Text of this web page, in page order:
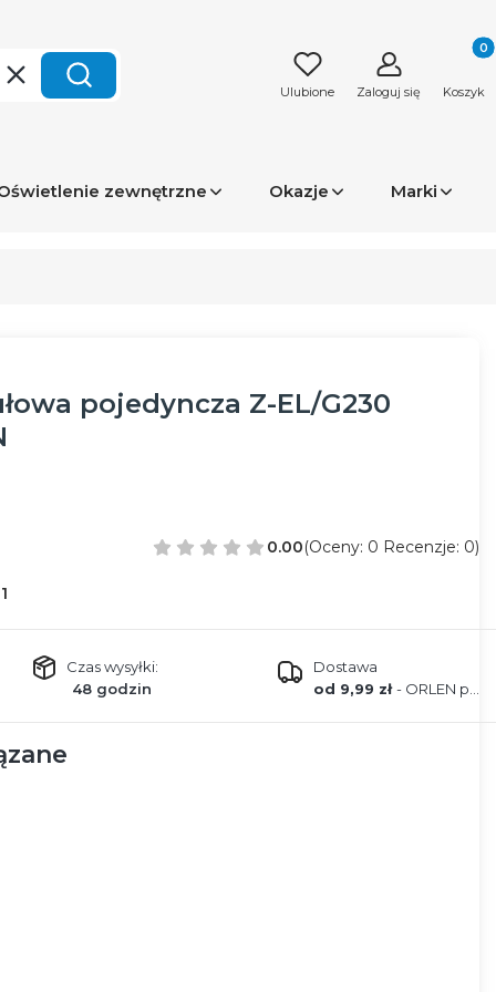
WyczyśćSzukaj Ulubione Zaloguj się Koszyk
zewnętrzne Okazje Marki
pojedyncza Z-EL/G230
0.00(Oceny: 0 Recenzje: 0)
Czas wysyłki:
48 godzin
Dostawa
od 9,99 zł- ORLEN paczka